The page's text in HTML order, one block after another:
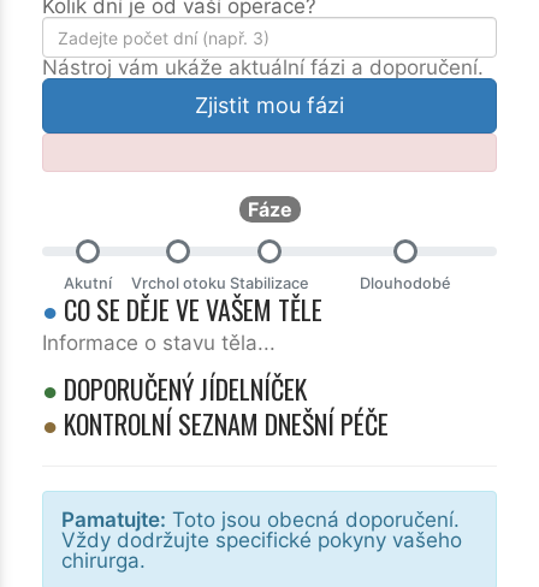
Kolik dní je od vaší operace?
Nástroj vám ukáže aktuální fázi a doporučení.
Zjistit mou fázi
Fáze
Akutní Vrchol otoku Stabilizace Dlouhodobé
● CO SE DĚJE VE VAŠEM TĚLE
Informace o stavu těla...
● DOPORUČENÝ JÍDELNÍČEK
● KONTROLNÍ SEZNAM DNEŠNÍ PÉČE
Pamatujte: Toto jsou obecná doporučení.
Vždy dodržujte specifické pokyny vašeho
chirurga.